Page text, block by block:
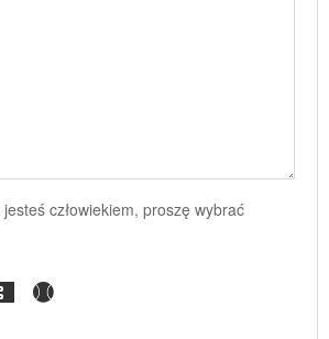
człowiekiem, proszę wybrać